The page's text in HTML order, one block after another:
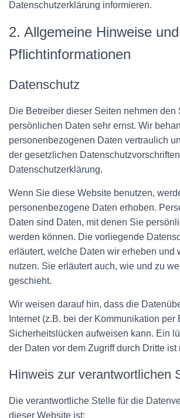
Datenschutzerklärung informieren.
2. Allgemeine Hinweise und
Pflichtinformationen
Datenschutz
Die Betreiber dieser Seiten nehmen den
persönlichen Daten sehr ernst. Wir
personenbezogenen Daten vertraulich
der gesetzlichen
Datenschutzerklärung.
Wenn Sie diese Website benutzen,
personenbezogene Daten erhoben.
Daten sind Daten, mit denen Sie
werden können. Die vorliegende
erläutert, welche Daten wir erheben und
nutzen. Sie erläutert auch, wie und zu
geschieht.
Wir weisen darauf hin, dass die
Internet (z.B. bei der Kommunikation per
Sicherheitslücken aufweisen kann. Ein
der Daten vor dem Zugriff durch Dritte ist
Hinweis zur verantwortlichen
Die verantwortliche Stelle für die
dieser Website ist: